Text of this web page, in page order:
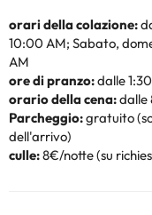
orari della colazione:
10:00 AM; Sabato,
AM
ore di pranzo:dalle
orario della cena:dalle
Parcheggio:gratuito
dell'arrivo)
culle:8€/notte (su